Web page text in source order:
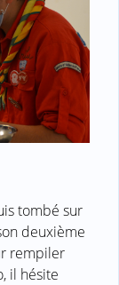
tombé sur
deuxième
rempiler
il hésite